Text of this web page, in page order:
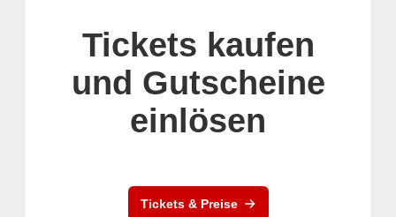
Tickets kaufen
und Gutscheine
einlösen
Tickets & Preise